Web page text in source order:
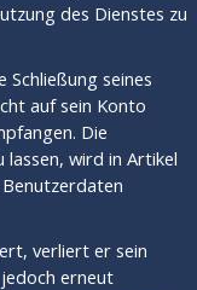
des Dienstes zu
seines
auf sein Konto
Die
wird in Artikel
verliert er sein
erneut